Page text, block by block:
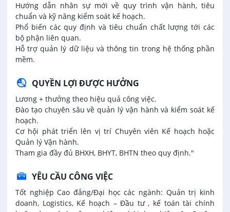
Hướng dẫn nhân sự mới về quy trình vận hành, tiêu
chuẩn và kỹ năng kiểm soát kế hoạch.
Phổ biến các quy định và tiêu chuẩn chất lượng tới các
bộ phận liên quan.
Hỗ trợ quản lý dữ liệu và thông tin trong hệ thống phần
mềm.
QUYỀN LỢI ĐƯỢC HƯỞNG
Lương + thưởng theo hiệu quả công việc.
Đào tạo chuyên sâu về quản lý vận hành và kiểm soát kế
hoạch.
Cơ hội phát triển lên vị trí Chuyên viên Kế hoạch hoặc
Quản lý Vận hành.
Tham gia đầy đủ BHXH, BHYT, BHTN theo quy định."
YÊU CẦU CÔNG VIỆC
Tốt nghiệp Cao đẳng/Đại học các ngành: Quản trị kinh
doanh, Logistics, Kế hoạch – Đầu tư , kế toán tài chính